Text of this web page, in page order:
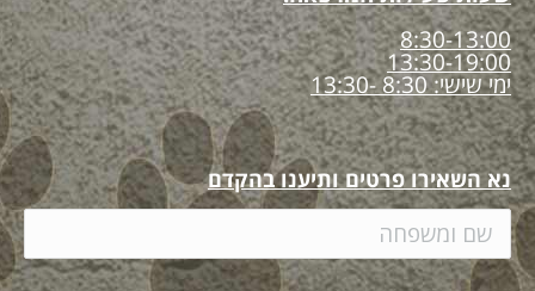
8:30-13:00
13:30-19:00
ימי שישי: 8:30 -13:30
נא השאירו פרטים ותיענו בהקדם